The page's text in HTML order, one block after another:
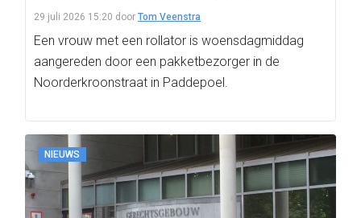
29 juli 2026 15:20 door Tom Veenstra
Een vrouw met een rollator is woensdagmiddag
aangereden door een pakketbezorger in de
Noorderkroonstraat in Paddepoel.
NIEUWS